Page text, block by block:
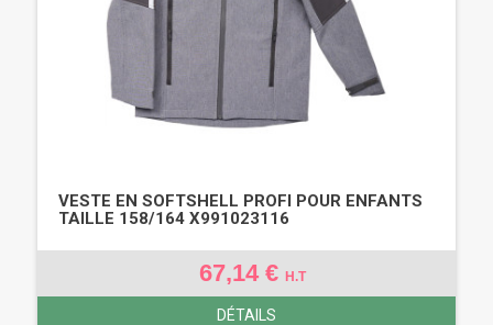
VESTE EN SOFTSHELL PROFI POUR ENFANTS
TAILLE 158/164 X991023116
67,14 € H.T
DÉTAILS